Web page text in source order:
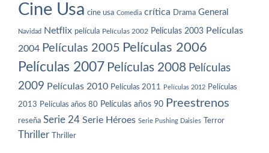
Cine Usa cine usa Comedia crítica Drama General
Navidad Netflix película Películas 2002 Películas 2003 Películas
2004 Películas 2005 Películas 2006
Películas 2007 Películas 2008 Películas
2009 Películas 2010 Películas 2011 Películas 2012 Películas
2013 Películas años 80 Películas años 90 Preestrenos
reseña Serie 24 Serie Héroes Serie Pushing Daisies Terror
Thriller Thriller